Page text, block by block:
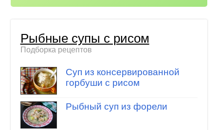
Рыбные супы с рисом
Подборка рецептов
Суп из консервированной
горбуши с рисом
Рыбный суп из форели